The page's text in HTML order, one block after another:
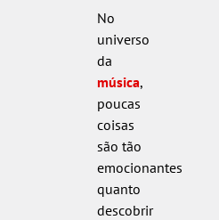
No
universo
da
música,
poucas
coisas
são tão
emocionantes
quanto
descobrir